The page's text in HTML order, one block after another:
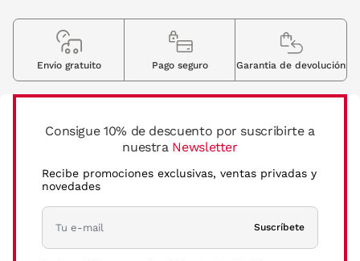
Consigue 10% de descuento por suscribirte a
nuestra Newsletter
Recibe promociones exclusivas, ventas privadas y
novedades
Suscríbete
Envio gratuito Pago seguro Garantia de devolución